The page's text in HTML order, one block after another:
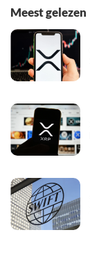
Meest gelezen